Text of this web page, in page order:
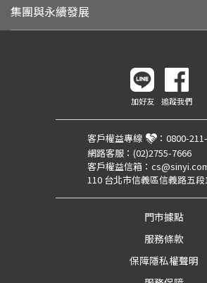
集團與永續發展
加好友 追蹤我們
客戶權益專線 ： 0800-
網路客服： (02)2755-7666
客戶權益信箱：
110 台北市信義區信義路五段
門市據點
服務條款
保障隱私權聲明